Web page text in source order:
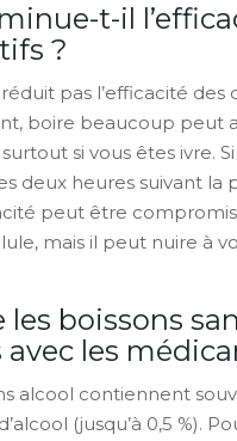
t-il
?
réduit pas l’efficacité
boire beaucoup peut
si vous êtes ivre.
deux heures suivant la
peut être
mais il peut nuire à
les boissons
avec les
alcool contiennent
(jusqu’à 0,5 %).